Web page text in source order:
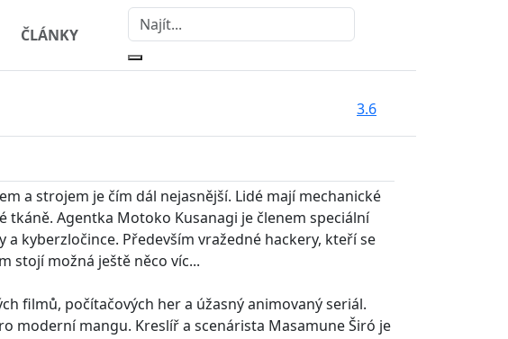
ČLÁNKY
3.6
a strojem je čím dál nejasnější. Lidé mají mechanické
Agentka Motoko Kusanagi je členem speciální
kyberzločince. Především vražedné hackery, kteří se
stojí možná ještě něco víc...
filmů, počítačových her a úžasný animovaný seriál.
moderní mangu. Kreslíř a scenárista Masamune Širó je